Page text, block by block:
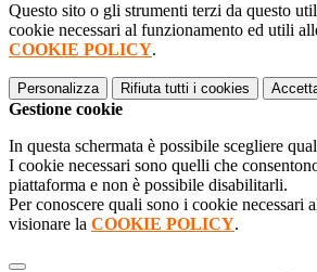
Questo sito o gli strumenti terzi da questo
cookie necessari al funzionamento ed utili
COOKIE POLICY.
Personalizza Rifiuta tutti i cookies
Gestione cookie
In questa schermata è possibile scegliere
I cookie necessari sono quelli che
piattaforma e non è possibile disabilitarli.
Per conoscere quali sono i cookie necessari
visionare la COOKIE POLICY.